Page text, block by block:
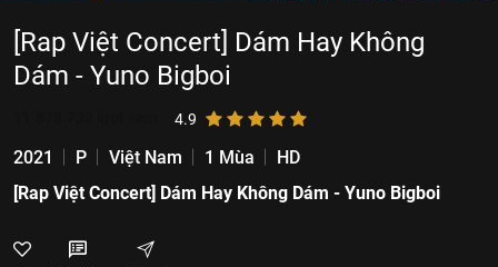
[Rap Việt Concert] Dám Hay Không
Dám - Yuno Bigboi
4.9
2021 P Việt Nam 1 Mùa
HD
[Rap Việt Concert] Dám Hay Không Dám - Yuno Bigboi